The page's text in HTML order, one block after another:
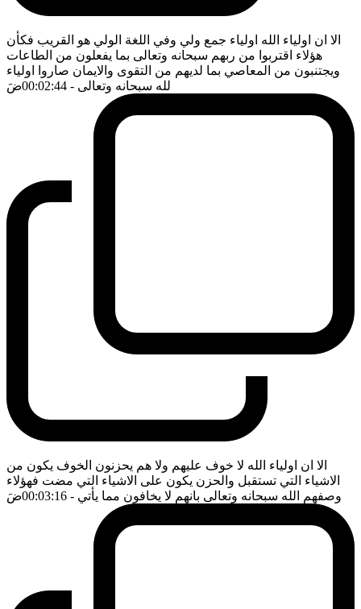
الا ان اولياء الله اولياء جمع ولي وفي اللغة الولي هو القريب فكأن
هؤلاء اقتربوا من ربهم سبحانه وتعالى بما يفعلون من الطاعات
ويجتنبون من المعاصي بما لديهم من التقوى والايمان صاروا اولياء
لله سبحانه وتعالى - 00:02:44 ضَ
الا ان اولياء الله لا خوف عليهم ولا هم يحزنون الخوف يكون من
الاشياء التي تستقبل والحزن يكون على الاشياء التي مضت فهؤلاء
وصفهم الله سبحانه وتعالى بانهم لا يخافون مما يأتي - 00:03:16 ضَ